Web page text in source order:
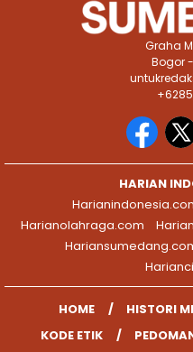
Graha
Bogor
HARIAN
Harianolahraga.com
HOME HISTORI
KODE ETIK